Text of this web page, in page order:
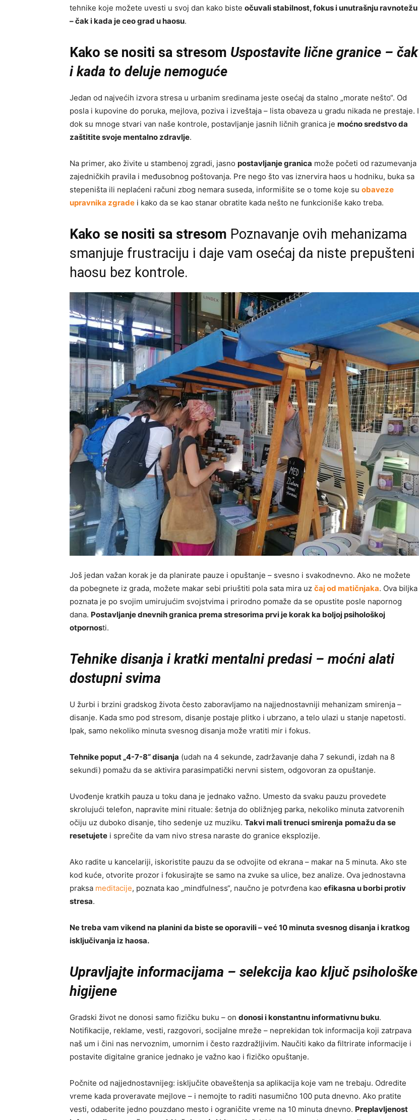
tehnike koje možete uvesti u svoj dan kako biste očuvali stabilnost, fokus i unutrašnju ravnotežu
– čak i kada je ceo grad u haosu.
Kako se nositi sa stresom Uspostavite lične granice – čak
i kada to deluje nemoguće
Jedan od najvećih izvora stresa u urbanim sredinama jeste osećaj da stalno „morate nešto“. Od
posla i kupovine do poruka, mejlova, poziva i izveštaja – lista obaveza u gradu nikada ne prestaje. I
dok su mnoge stvari van naše kontrole, postavljanje jasnih ličnih granica je moćno sredstvo da
zaštitite svoje mentalno zdravlje.
Na primer, ako živite u stambenoj zgradi, jasno postavljanje granica može početi od razumevanja
zajedničkih pravila i međusobnog poštovanja. Pre nego što vas iznervira haos u hodniku, buka sa
stepeništa ili neplaćeni računi zbog nemara suseda, informišite se o tome koje su obaveze
upravnika zgrade i kako da se kao stanar obratite kada nešto ne funkcioniše kako treba.
Kako se nositi sa stresom Poznavanje ovih mehanizama
smanjuje frustraciju i daje vam osećaj da niste prepušteni
haosu bez kontrole.
Još jedan važan korak je da planirate pauze i opuštanje – svesno i svakodnevno. Ako ne možete
da pobegnete iz grada, možete makar sebi priuštiti pola sata mira uz čaj od matičnjaka. Ova biljka
poznata je po svojim umirujućim svojstvima i prirodno pomaže da se opustite posle napornog
dana. Postavljanje dnevnih granica prema stresorima prvi je korak ka boljoj psihološkoj
otpornosti.
Tehnike disanja i kratki mentalni predasi – moćni alati
dostupni svima
U žurbi i brzini gradskog života često zaboravljamo na najjednostavniji mehanizam smirenja –
disanje. Kada smo pod stresom, disanje postaje plitko i ubrzano, a telo ulazi u stanje napetosti.
Ipak, samo nekoliko minuta svesnog disanja može vratiti mir i fokus.
Tehnike poput „4-7-8“ disanja (udah na 4 sekunde, zadržavanje daha 7 sekundi, izdah na 8
sekundi) pomažu da se aktivira parasimpatički nervni sistem, odgovoran za opuštanje.
Uvođenje kratkih pauza u toku dana je jednako važno. Umesto da svaku pauzu provedete
skrolujući telefon, napravite mini rituale: šetnja do obližnjeg parka, nekoliko minuta zatvorenih
očiju uz duboko disanje, tiho sedenje uz muziku. Takvi mali trenuci smirenja pomažu da se
resetujete i sprečite da vam nivo stresa naraste do granice eksplozije.
Ako radite u kancelariji, iskoristite pauzu da se odvojite od ekrana – makar na 5 minuta. Ako ste
kod kuće, otvorite prozor i fokusirajte se samo na zvuke sa ulice, bez analize. Ova jednostavna
praksa meditacije, poznata kao „mindfulness“, naučno je potvrđena kao efikasna u borbi protiv
stresa.
Ne treba vam vikend na planini da biste se oporavili – već 10 minuta svesnog disanja i kratkog
isključivanja iz haosa.
Upravljajte informacijama – selekcija kao ključ psihološke
higijene
Gradski život ne donosi samo fizičku buku – on donosi i konstantnu informativnu buku.
Notifikacije, reklame, vesti, razgovori, socijalne mreže – neprekidan tok informacija koji zatrpava
naš um i čini nas nervoznim, umornim i često razdražljivim. Naučiti kako da filtrirate informacije i
postavite digitalne granice jednako je važno kao i fizičko opuštanje.
Počnite od najjednostavnijeg: isključite obaveštenja sa aplikacija koje vam ne trebaju. Odredite
vreme kada proveravate mejlove – i nemojte to raditi nasumično 100 puta dnevno. Ako pratite
vesti, odaberite jedno pouzdano mesto i ograničite vreme na 10 minuta dnevno. Preplavljenost